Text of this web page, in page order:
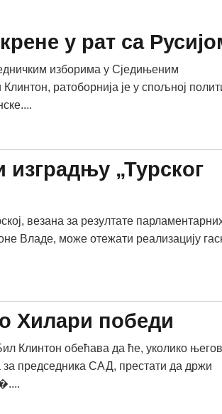
у рат са
изборима у Сједињеним
ратоборнија је у спољној
изградњу „Турског
везана за резултате
Владе, може отежати реализацију
Хилари победи
Клинтон обећава да ће, уколико
за председника САД, престати да држи